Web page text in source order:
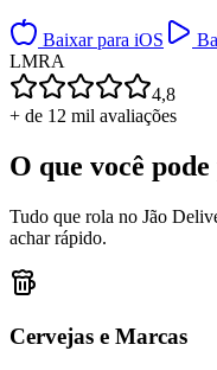
Baixar para iOS
LMRA
4,8
+ de 12 mil avaliações
O que você
Tudo que rola no Jão
achar rápido.
Cervejas e Marcas